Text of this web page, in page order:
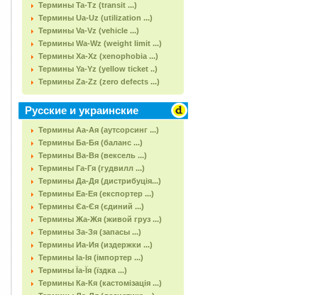
Термины Ta-Tz (transit ...)
Термины Ua-Uz (utilization ...)
Термины Va-Vz (vehicle ...)
Термины Wa-Wz (weight limit ...)
Термины Xa-Xz (xenophobia ...)
Термины Ya-Yz (yellow ticket ..)
Термины Za-Zz (zero defects ...)
Русские и украинские
Термины Аа-Ая (аутсорсинг ...)
Термины Ба-Бя (баланс ...)
Термины Ва-Вя (вексель ...)
Термины Га-Гя (гудвилл ...)
Термины Да-Дя (дистрибуція...)
Термины Еа-Ея (експортер ...)
Термины Єа-Єя (єдиний ...)
Термины Жа-Жя (живой груз ...)
Термины За-Зя (запасы ...)
Термины Иа-Ия (издержки ...)
Термины Іа-Ія (імпортер ...)
Термины Їа-Їя (їздка ...)
Термины Ка-Кя (кастомізація ...)